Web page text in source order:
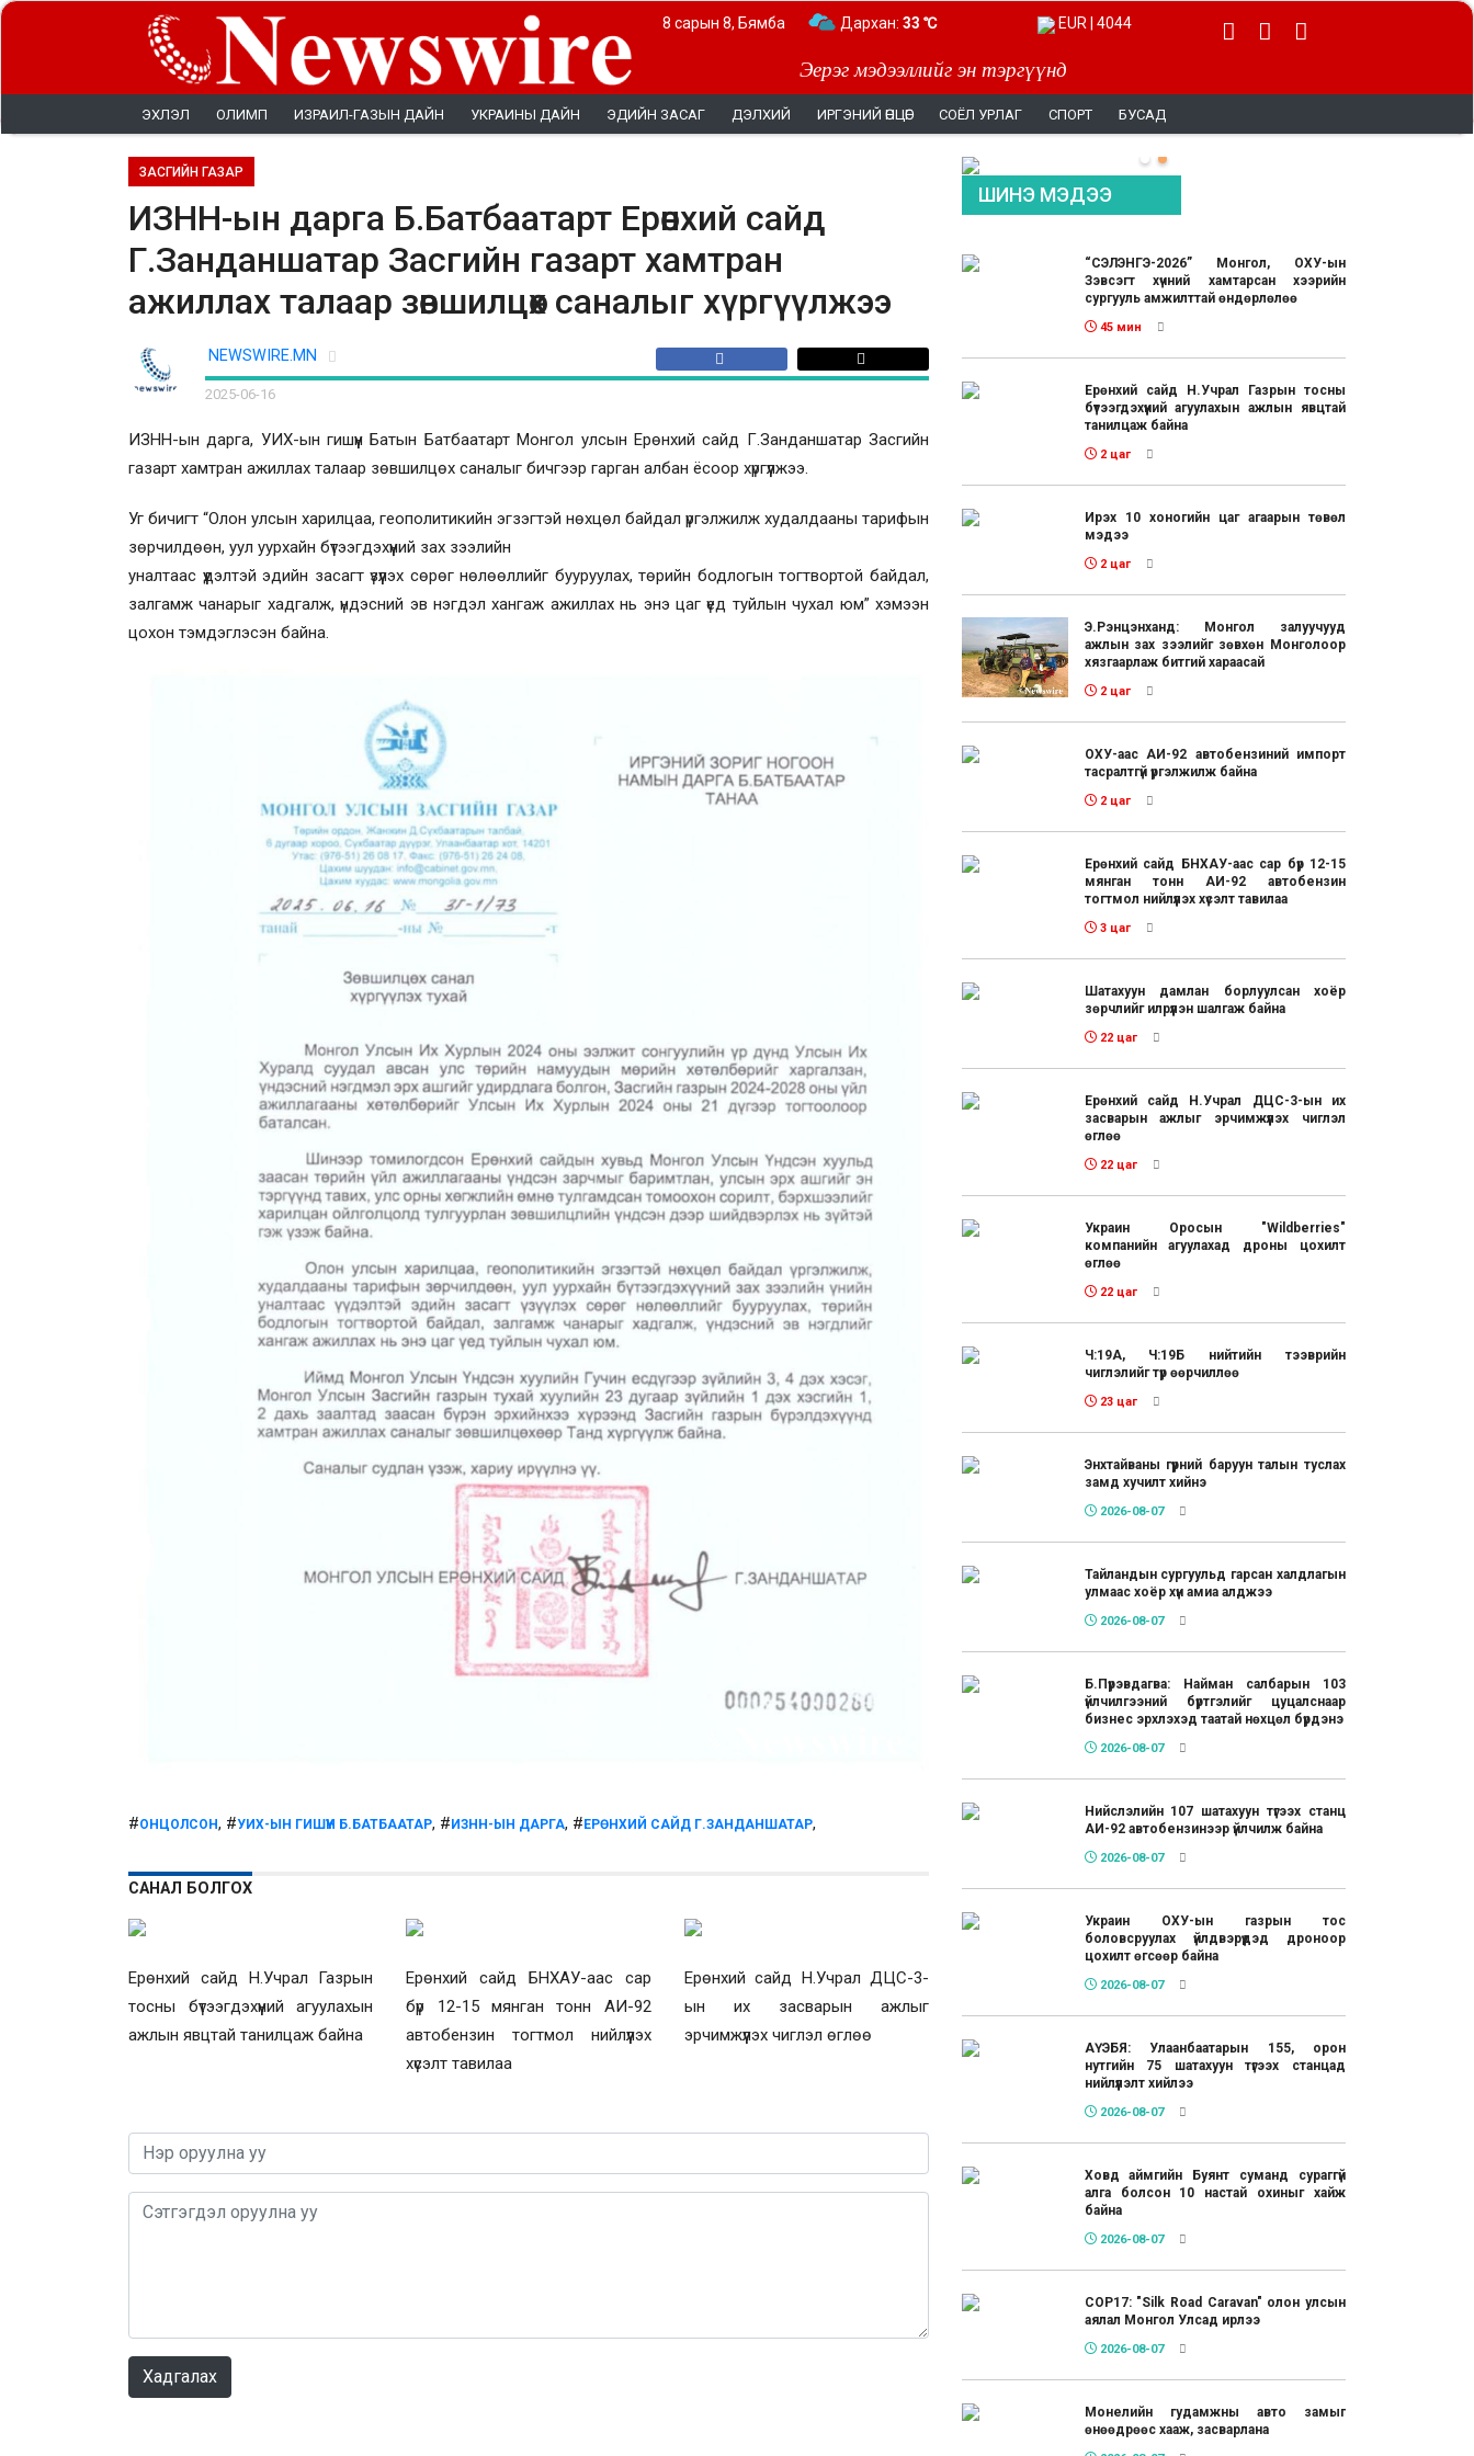
Эерэг мэдээллийг эн тэргүүнд
8 сарын 8, Бямба Дархан: 33 ℃ EUR | 4044
ЭХЛЭЛ ОЛИМП ИЗРАИЛ-ГАЗЫН ДАЙН УКРАИНЫ ДАЙН ЭДИЙН ЗАСАГ ДЭЛХИЙ ИРГЭНИЙ ӨНЦӨГ СОЁЛ УРЛАГ СПОРТ БУСАД
ЗАСГИЙН ГАЗАР
ИЗНН-ын дарга Б.Батбаатарт Ерөнхий сайд
Г.Занданшатар Засгийн газарт хамтран
ажиллах талаар зөвшилцөх саналыг хүргүүлжээ
NEWSWIRE.MN
2025-06-16
ИЗНН-ын дарга, УИХ-ын гишүүн Батын Батбаатарт Монгол улсын Ерөнхий сайд Г.Занданшатар Засгийн
газарт хамтран ажиллах талаар зөвшилцөх саналыг бичгээр гарган албан ёсоор хүргүүлжээ.
Уг бичигт “Олон улсын харилцаа, геополитикийн эгзэгтэй нөхцөл байдал үргэлжилж худалдааны тарифын
зөрчилдөөн, уул уурхайн бүтээгдэхүүний зах зээлийн
уналтаас үүдэлтэй эдийн засагт үзүүлэх сөрөг нөлөөллийг бууруулах, төрийн бодлогын тогтвортой байдал,
залгамж чанарыг хадгалж, үндэсний эв нэгдэл хангаж ажиллах нь энэ цаг үед туйлын чухал юм” хэмээн
цохон тэмдэглэсэн байна.
#ОНЦОЛСОН, #УИХ-ЫН ГИШҮҮН Б.БАТБААТАР, # ИЗНН-ЫН ДАРГА, # ЕРӨНХИЙ САЙД Г.ЗАНДАНШАТАР,
САНАЛ БОЛГОХ
Ерөнхий сайд Н.Учрал Газрын
тосны бүтээгдэхүүний агуулахын
ажлын явцтай танилцаж байна
Ерөнхий сайд БНХАУ-аас сар
бүр 12-15 мянган тонн АИ-92
автобензин тогтмол нийлүүлэх
хүсэлт тавилаа
Ерөнхий сайд Н.Учрал ДЦС-3-
ын их засварын ажлыг
эрчимжүүлэх чиглэл өглөө
Хадгалах
ШИНЭ МЭДЭЭ
“СЭЛЭНГЭ-2026” Монгол, ОХУ-ын
Зэвсэгт хүчний хамтарсан хээрийн
сургууль амжилттай өндөрлөлөө
45 мин
Ерөнхий сайд Н.Учрал Газрын тосны
бүтээгдэхүүний агуулахын ажлын явцтай
танилцаж байна
2 цаг
Ирэх 10 хоногийн цаг агаарын төвөл
мэдээ
2 цаг
Э.Рэнцэнханд: Монгол залуучууд
ажлын зах зээлийг зөвхөн Монголоор
хязгаарлаж битгий хараасай
2 цаг
ОХУ-аас АИ-92 автобензиний импорт
тасралтгүй үргэлжилж байна
2 цаг
Ерөнхий сайд БНХАУ-аас сар бүр 12-15
мянган тонн АИ-92 автобензин
тогтмол нийлүүлэх хүсэлт тавилаа
3 цаг
Шатахуун дамлан борлуулсан хоёр
зөрчлийг илрүүлэн шалгаж байна
22 цаг
Ерөнхий сайд Н.Учрал ДЦС-3-ын их
засварын ажлыг эрчимжүүлэх чиглэл
өглөө
22 цаг
Украин Оросын "Wildberries"
компанийн агуулахад дроны цохилт
өглөө
22 цаг
Ч:19А, Ч:19Б нийтийн тээврийн
чиглэлийг түр өөрчиллөө
23 цаг
Энхтайваны гүүрний баруун талын туслах
замд хучилт хийнэ
2026-08-07
Тайландын сургуульд гарсан халдлагын
улмаас хоёр хүн амиа алджээ
2026-08-07
Б.Пүрэвдагва: Найман салбарын 103
үйлчилгээний бүртгэлийг цуцалснаар
бизнес эрхлэхэд таатай нөхцөл бүрдэнэ
2026-08-07
Нийслэлийн 107 шатахуун түгээх станц
АИ-92 автобензинээр үйлчилж байна
2026-08-07
Украин ОХУ-ын газрын тос
боловсруулах үйлдвэрүүдэд дроноор
цохилт өгсөөр байна
2026-08-07
АҮЭБЯ: Улаанбаатарын 155, орон
нутгийн 75 шатахуун түгээх станцад
нийлүүлэлт хийлээ
2026-08-07
Ховд аймгийн Буянт суманд сураггүй
алга болсон 10 настай охиныг хайж
байна
2026-08-07
COP17: "Silk Road Caravan" олон улсын
аялал Монгол Улсад ирлээ
2026-08-07
Монелийн гудамжны авто замыг
өнөөдрөөс хааж, засварлана